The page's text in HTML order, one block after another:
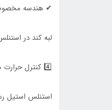
✔ هندسه
لبه کند در
4️⃣ کنترل حرارت مهم‌تر از سرعت است
استنلس استیل